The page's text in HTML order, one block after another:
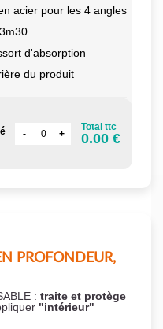
acier pour les 4 angles
d'absorption
du produit
Total ttc
0.00 €
PROFONDEUR,
: traite et protège
"intérieur"